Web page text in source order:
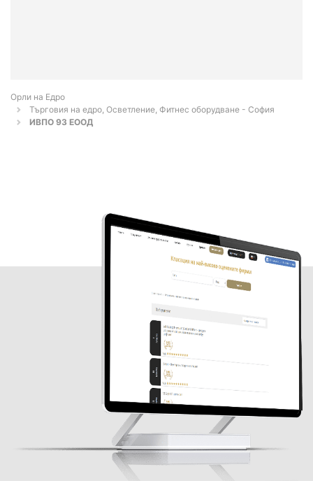
Орли на Едро
Търговия на едро, Осветление, Фитнес оборудване - София
ИВПО 93 ЕООД